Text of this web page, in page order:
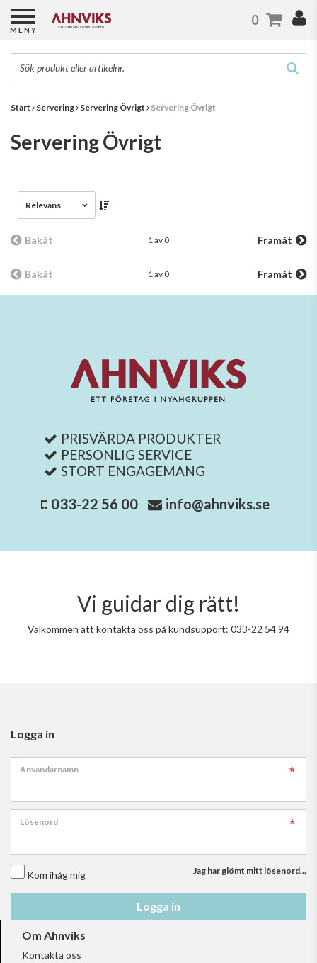
Start Servering Servering Övrigt Servering Övrigt
Servering Övrigt
Relevans
Bakåt 1 av 0 Framåt
Bakåt 1 av 0 Framåt
PRISVÄRDA PRODUKTER
PERSONLIG SERVICE
STORT ENGAGEMANG
033-22 56 00 info@ahnviks.se
Vi guidar dig rätt!
Välkommen att kontakta oss på kundsupport: 033-22 54 94
Logga in
Användarnamn
Lösenord
Kom ihåg mig Jag har glömt mitt lösenord...
Logga in
Om Ahnviks
Kontakta oss
MENY
0